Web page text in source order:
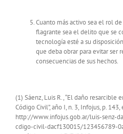
Cuanto más activo sea el rol
flagrante sea el delito que se
tecnología esté a su
que deba obrar para evitar ser
consecuencias de sus hechos.
(1) Sáenz, Luis R., “El daño
Código Civil”, año I, n. 3, Infojus, p. 143,
http://www.infojus.gob.ar/luis-senz-
cdigo-civil-dacf130015/123456789-